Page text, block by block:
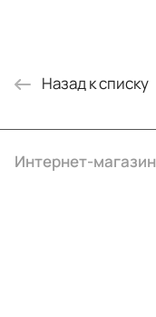
Назад к списку
Интернет-магазин